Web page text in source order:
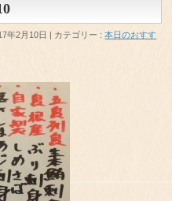
年2月10日 カテゴリー :本日のおすす